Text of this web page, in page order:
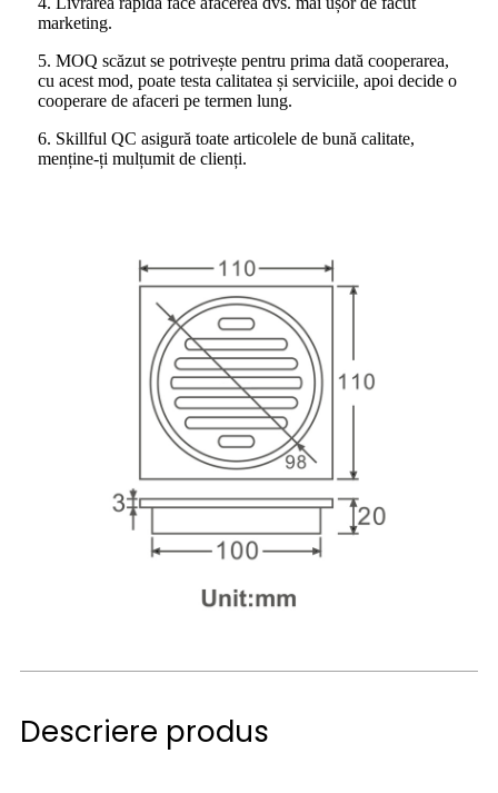
marketing.
5. MOQ scăzut se potrivește pentru prima dată cooperarea,
cu acest mod, poate testa calitatea și serviciile, apoi decide o
cooperare de afaceri pe termen lung.
6. Skillful QC asigură toate articolele de bună calitate,
menține-ți mulțumit de clienți.
Descriere produs